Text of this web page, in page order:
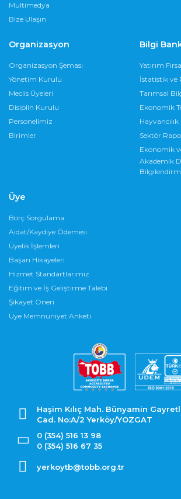
Multimedya
Bize Ulaşın
Organizasyon
Organizasyon Şeması
Yönetim Kurulu
Meclis Üyeleri
Disiplin Kurulu
Personelimiz
Birimler
Bilgi
Yatırım
İstatistik ve
Tarımsal
Ekonomik
Hayvancılık
Sektör
Ekonomik
Akademik
Üye
Borç Sorgulama
Aidat/Kaydiye Ödemesi
Üyelik İşlemleri
Başarı Hikayeleri
Hizmet Standartlarımız
Eğitim ve İş Geliştirme Talebi
Şikayet Öneri
Üye Memnuniyet Anketi
Haşim Kılıç Mah. Bünyamin
Cad. No:A/2 Yerköy/YOZGAT
0 (354) 516 13 98
0 (354) 516 67 35
yerkoytb@tobb.org.tr